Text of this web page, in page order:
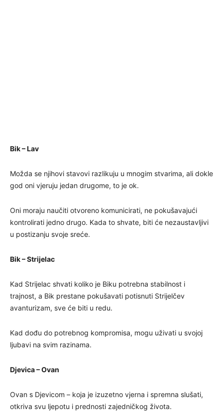
Bik – Lav
Možda se njihovi stavovi razlikuju u mnogim stvarima, ali dokle
god oni vjeruju jedan drugome, to je ok.
Oni moraju naučiti otvoreno komunicirati, ne pokušavajući
kontrolirati jedno drugo. Kada to shvate, biti će nezaustavljivi
u postizanju svoje sreće.
Bik – Strijelac
Kad Strijelac shvati koliko je Biku potrebna stabilnost i
trajnost, a Bik prestane pokušavati potisnuti Strijelčev
avanturizam, sve će biti u redu.
Kad dođu do potrebnog kompromisa, mogu uživati u svojoj
ljubavi na svim razinama.
Djevica – Ovan
Ovan s Djevicom – koja je izuzetno vjerna i spremna slušati,
otkriva svu ljepotu i prednosti zajedničkog života.